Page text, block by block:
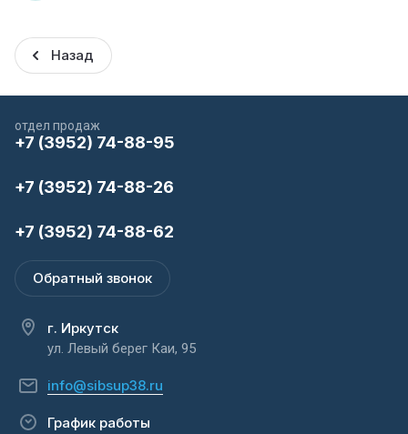
Назад
отдел продаж
+7 (3952) 74-88-95
+7 (3952) 74-88-26
+7 (3952) 74-88-62
Обратный звонок
г. Иркутск
ул. Левый берег Каи, 95
info@sibsup38.ru
График работы